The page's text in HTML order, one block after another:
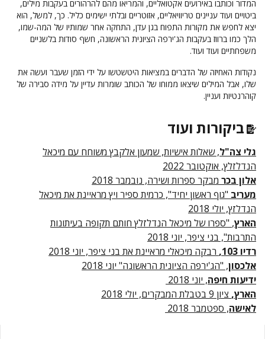
המדור וכותבו באירועים אקטואליים, והמריאו מהם להרהורים בעקבות מילים,
ביטויים ועוד עניינים טריוויאליים, אזוטריים ובלתי ישימים כליל. כך, למשל, הוא
יצא לחפש את מקורות התפוח בגן עדן, התחקה אחר שמותיו של המה-שמו,
הלך כמו ברווז בעקבות הג'ירפה הציונית הראשונה, חשף סודות בלשניים
משפחתיים ועוד ועוד.
נקודות האחיזה של הדברים במציאות היטשטשו על ידי הזמן שעבר ועשה את
שלו, אבל המילים שיצאו ממוחו של הכותב שומרות עדיין על מידה סבירה של
קוהרנטיות ועניין.
ביקורות ועוד
גלי צה"ל, שאלות אישיות, שמעון אלקבץ משוחח עם מיכאל
הנדלזלץ, אוקטובר 2022
אלון בכר מבקר ספרות ושירה, נובמבר 2018
מעריב "גוף ראשון יחיד", כרמית ספיר ויץ מראיינת את מיכאל
הנדלזץ, יולי 2018
הארץ,
"ספרו של מיכאל הנדלזלץ חותם תקופה בעיתונות
התרבות", בני ציפר, יוני 2018
רדיו 103,
רבקה מיכאלי מראיינת את בני ציפר, יוני 2018
אלכסון, "הג'ירפה הציונית הראשונה" יוני 2018
ידיעות חיפה, יוני 2018
הארץ, ציון 9 בטבלת המבקרים, יולי 2018
לאישה, ספטמבר 2018